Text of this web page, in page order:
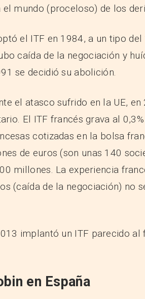
el mundo (proceloso) de los
el ITF en 1984, a un tipo
caída de la negociación y
se decidió su abolición.
el atasco sufrido en la UE,
El ITF francés grava al
cotizadas en la bolsa
de euros (son unas 140
millones. La experiencia
(caída de la negociación) no
implantó un ITF parecido al
en España